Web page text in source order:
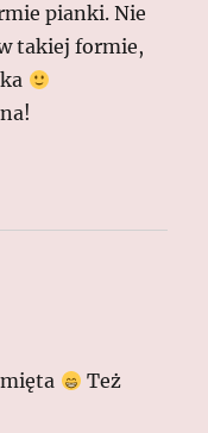
pianki. Nie
takiej formie,
Też